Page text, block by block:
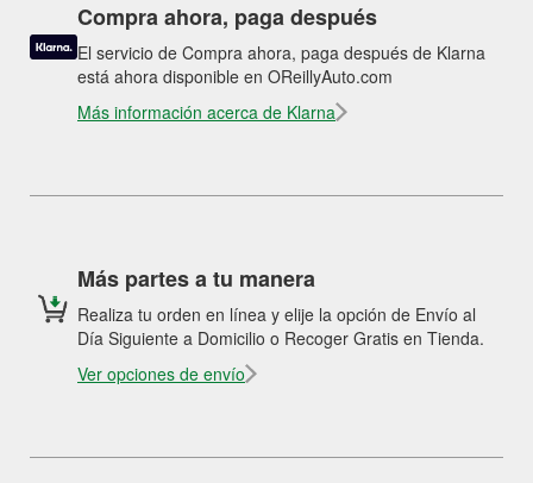
Compra ahora, paga después
El servicio de Compra ahora, paga después de Klarna
está ahora disponible en OReillyAuto.com
Más información acerca de Klarna
Más partes a tu manera
Realiza tu orden en línea y elije la opción de Envío al
Día Siguiente a Domicilio o Recoger Gratis en Tienda.
Ver opciones de envío